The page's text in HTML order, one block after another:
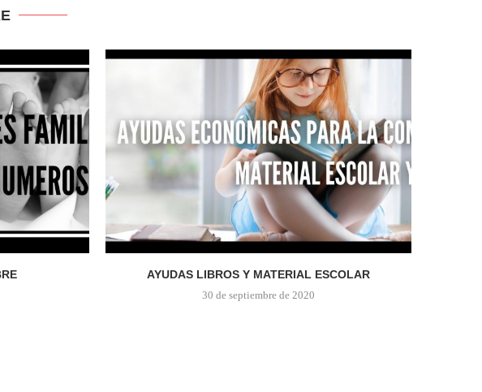
AYUDAS LIBROS Y MATERIAL ESCOLAR
30 de septiembre de 2020